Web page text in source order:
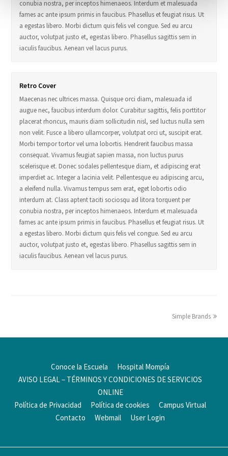
conubia nostra, per inceptos himenaeos. Interdum et malesuada
fames ac ante ipsum primis in faucibus. Phasellus et feugiat risus. Ut
a egestas libero. Morbi dictum quis felis vel congue. Sed eu arcu
auctor, volutpat justo et, egestas libero. Phasellus sagittis sem in
iaculis faucibus. Aenean vel lacus purus.
Retro Cover
Maecenas nec ultrices massa. Quisque orci diam, malesuada id
augue nec, faucibus interdum dolor. Curabitur sagittis, felis porttitor
placerat rhoncus, mauris diam sollicitudin nisl, sed luctus nulla sem
non velit. Fusce a libero ullamcorper, volutpat orci ut, suscipit erat.
Morbi tempor tortor vel urna lobortis. Hendrerit faucibus massa
consequat. Vivamus feugiat sapien massa, non luctus purus
scelerisque et. Donec sodales pellentesque diam, et adipiscing erat
imperdiet ac. Integer a lacinia velit. Pellentesque eu adipiscing arcu,
a eleifend nulla. Vivamus tempus sem erat, eget lobortis odio
interdum at. Class aptent taciti sociosqu ad litora torquent per
conubia nostra, per inceptos himenaeos. Interdum et malesuada
fames ac ante ipsum primis in faucibus. Phasellus et feugiat risus. Ut
a egestas libero. Morbi dictum quis felis vel congue. Sed eu arcu
auctor, volutpat justo et, egestas libero. Phasellus sagittis sem in
iaculis faucibus. Aenean vel lacus purus.
Simple Brands
Conoce la Escuela
Hospital Mompía
AVISO LEGAL – TÉRMINOS Y CONDICIONES DE SERVICIOS
ONLINE
Política de Privacidad
Política de cookies
Campus Virtual
Contacto
Webmail User Login